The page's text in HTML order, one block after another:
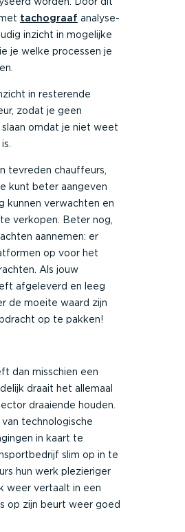
tachograaf analyse-
inzicht in mogelijke
je welke processen je
in resterende
zodat je geen
omdat je niet weet
tevreden chauffeurs,
kunt beter aangeven
kunnen verwachten en
verkopen. Beter nog,
aannemen: er
op voor het
Als jouw
afgeleverd en leeg
de moeite waard zijn
op te pakken!
dan misschien een
draait het allemaal
draaiende houden.
technologische
in kaart te
slim op in te
hun werk plezieriger
weer vertaalt in een
op zijn beurt weer goed